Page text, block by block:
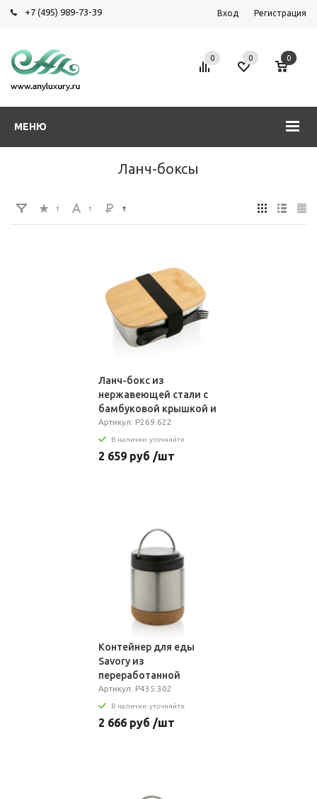
+7 (495) 989-73-39 Вход Регистрация
МЕНЮ
0 0 0
Ланч-боксы
Ланч-бокс из
нержавеющей стали с
бамбуковой крышкой и
столовым прибором
Артикул: P269.622
В наличии: уточняйте
2 659 руб /шт
Контейнер для еды
Savory из
переработанной
нержавеющей стали
RCS, 400 мл
Артикул: P435.302
В наличии: уточняйте
2 666 руб /шт